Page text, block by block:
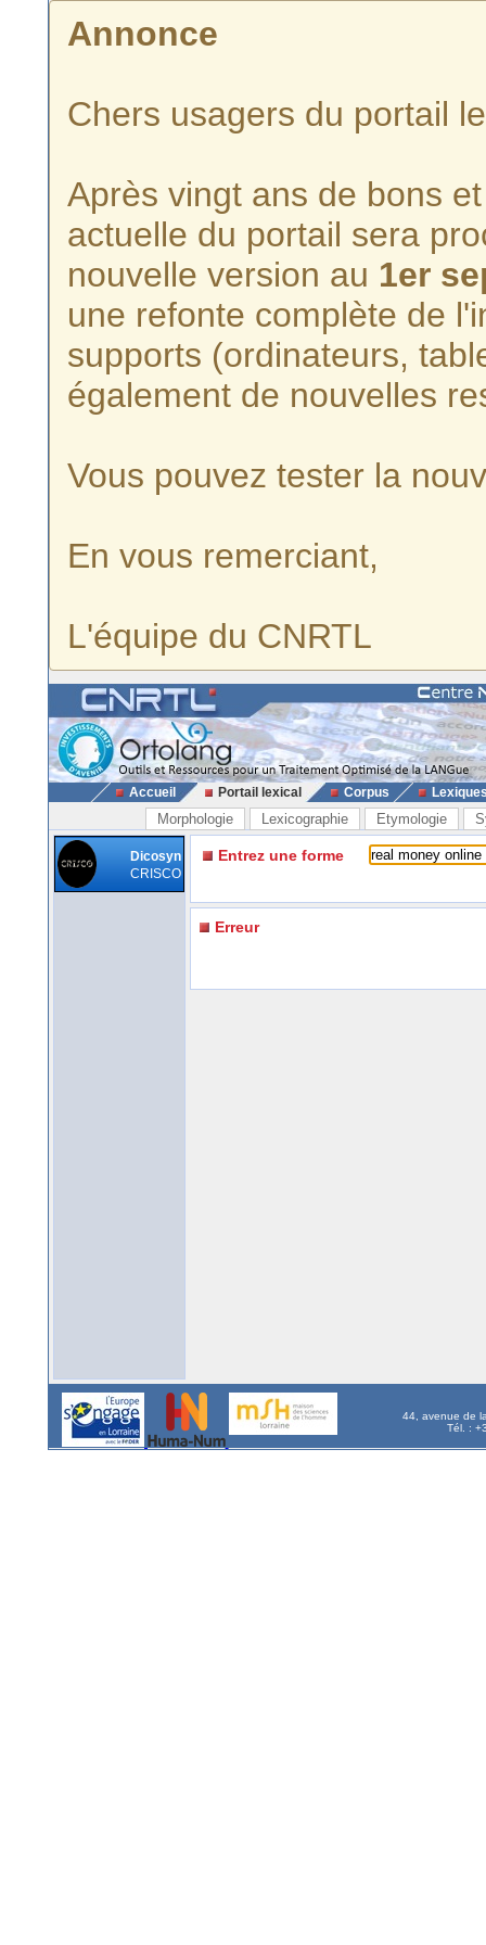
Annonce
Chers usagers du portail
Après vingt ans de bons
actuelle du portail sera
nouvelle version au 1er
une refonte complète de
supports (ordinateurs,
également de nouvelles
Vous pouvez tester la
En vous remerciant,
L'équipe du CNRTL
Accueil Portail lexical Corpus
Morphologie Lexicographie Etymologie
Dicosyn
CRISCO
Entrez une forme
Erreur
44, avenue de
Tél. :